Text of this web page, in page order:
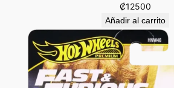
₡12500
Añadir al carrito